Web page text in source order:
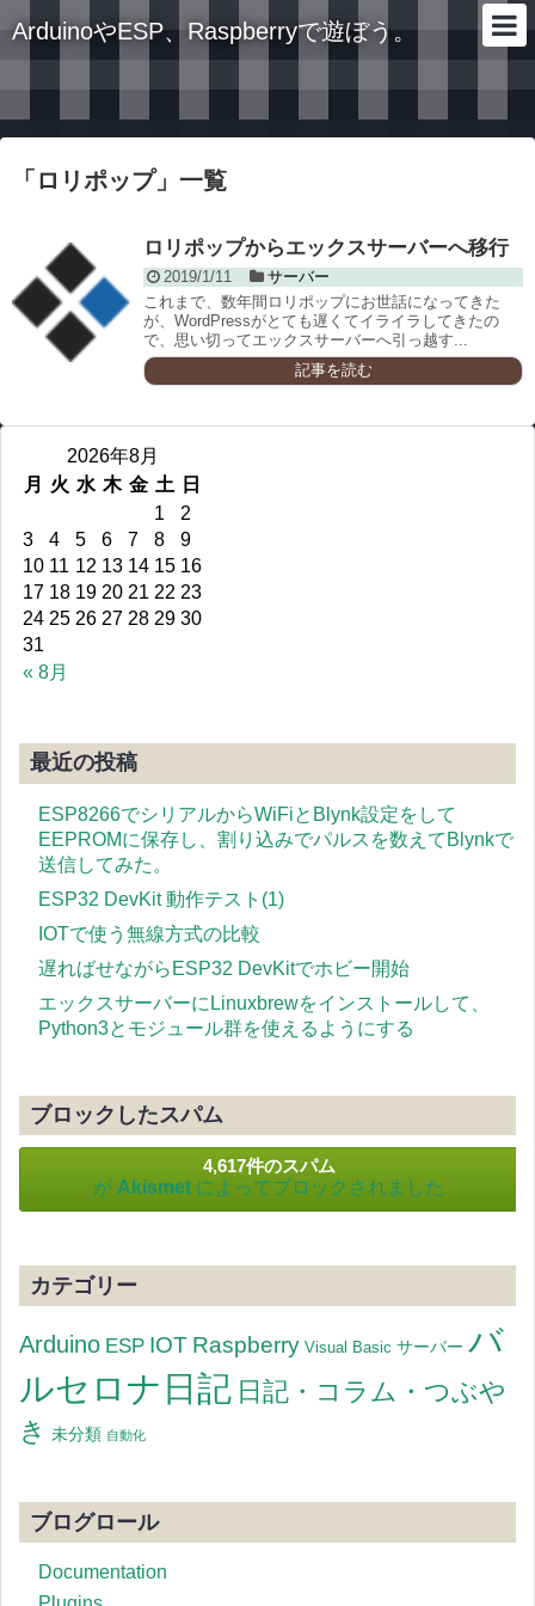
ArduinoやESP、Raspberryで遊ぼう。
「 ロリポップ」 一覧
ロリポップからエックスサーバーへ移行
2019/1/11
サーバー
これまで、数年間ロリポップにお世話になってきた
が、WordPressがとても遅くてイライラしてきたの
で、思い切ってエックスサーバーへ引っ越す...
記事を読む
2026年8月
月
火 水 木 金 土 日
« 8月
1
2
3
4 5 6 7 8
9
10 11 12 13 14 15 16
17 18 19 20 21 22 23
24 25 26 27 28 29 30
31
最近の投稿
ESP8266でシリアルからWiFiとBlynk設定をして
EEPROMに保存し、割り込みでパルスを数えてBlynkで
送信してみた。
ESP32 DevKit 動作テスト(1)
IOTで使う無線方式の比較
遅ればせながらESP32 DevKitでホビー開始
エックスサーバーにLinuxbrewをインストールして、
Python3とモジュール群を使えるようにする
ブロックしたスパム
4,617件のスパム
が Akismet によってブロックされました
カテゴリー
Arduino ESP IOT Raspberry Visual Basic サーバー バ
ルセロナ日記 日記・コラム・つぶや
き 未分類 自動化
ブログロール
Documentation